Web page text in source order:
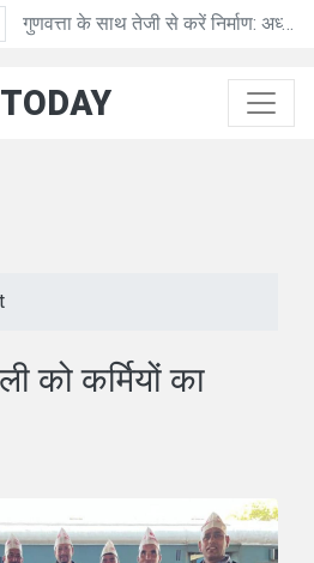
गुणवत्ता के साथ तेजी से करें निर्माण: अध्यक्ष प्रेमा पांडेय
TODAY
को कर्मियों का